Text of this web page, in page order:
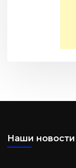
Большая потеря
Наши новости